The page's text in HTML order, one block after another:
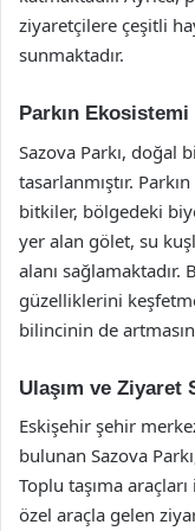
ziyaretçilere çeşitli
sunmaktadır.
Parkın Ekosistemi
Sazova Parkı, doğal
tasarlanmıştır.
bitkiler, bölgedeki
yer alan gölet, su
alanı
güzelliklerini
bilincinin de
Ulaşım ve Ziyaret
Eskişehir şehir
bulunan Sazova
Toplu taşıma
özel araçla gelen